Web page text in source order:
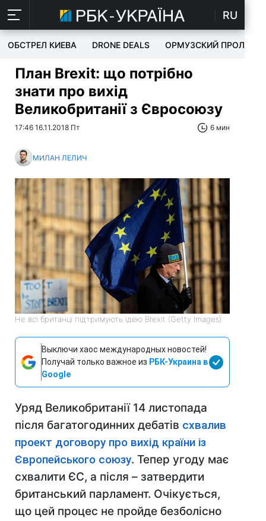
RU
ОБСТРЕЛ КИЕВА DRONE DEALS ОРМУЗСКИЙ ПРОЛИВ
План Brexit: що потрібно
знати про вихід
Великобританії з Євросоюзу
17:46 16.11.2018 Пт 6 мин
МИЛАН ЛЕЛИЧ
Не всі британці підтримують ідею Brexit (Getty Images)
Выключи хаос международных новостей!
Получай только важное из РБК-Украина в
Google
Уряд Великобританії 14 листопада
після багатогодинних дебатів схвалив
проект договору про вихід країни із
Європейського союзу. Тепер угоду має
схвалити ЄС, а після – затвердити
британський парламент. Очікується,
що цей процес не пройде безболісно